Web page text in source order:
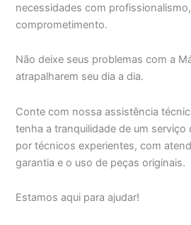
necessidades com
comprometimento.
Não deixe seus problemas com a
atrapalharem seu dia a dia.
Conte com nossa assistência
tenha a tranquilidade de um serviço
por técnicos experientes, com
garantia e o uso de peças originais.
Estamos aqui para ajudar!